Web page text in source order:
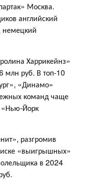
Москва.
английский
немецкий
Харрикейнз»
млн руб. В топ-10
«Динамо»
команд чаще
«Нью-Йорк
разгромив
«выигрышных»
в 2024